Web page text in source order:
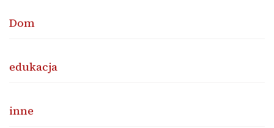
Dom
edukacja
inne